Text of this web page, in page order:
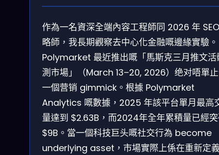
作為一名資深全端內容工程師同 2026 年
略師，我長期觀察去中心化金融嘅邊緣實驗。
Polymarket 最近推出嘅「馬斯克三月推文活
測市場」（March 13–20, 2026）绝对唔單
一個营销 gimmick。根據 Polymarket
Analytics 嘅數據，2025 年該平台單月最高
量達到 $2.63B，而2024年全年累積量已經
$9B。當一個科技巨头嘅社交行為 become
underlying asset，市場實際上係在重新定